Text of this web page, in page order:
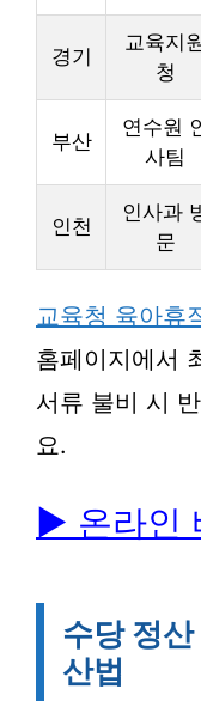
경기
교육지
청
부산
연수원
사팀
인천
인사과
문
교육청 육아휴
홈페이지에서
서류 불비 시
요.
▶ 온라인
수당 정
산법